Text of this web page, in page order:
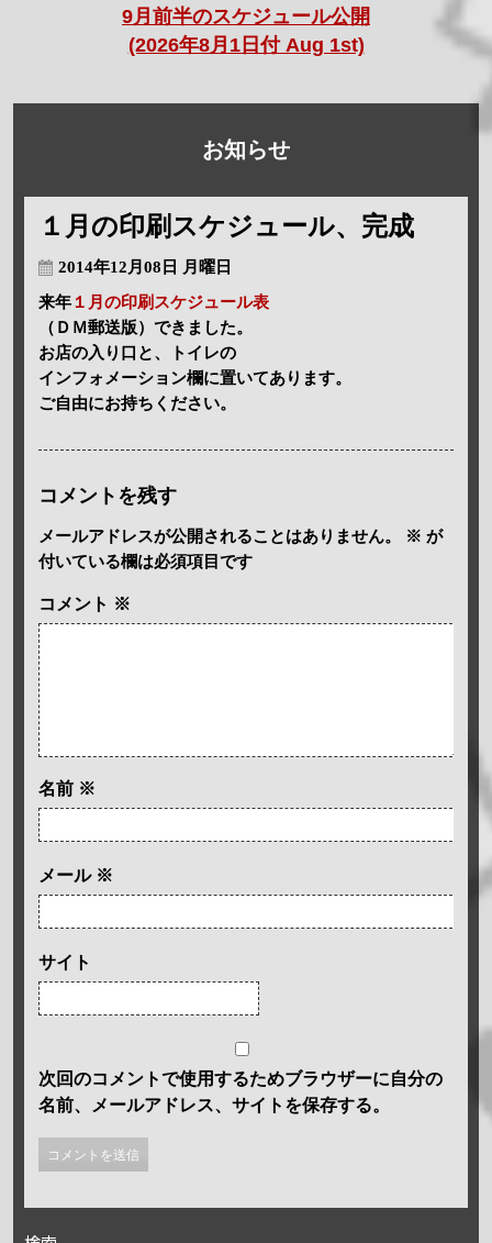
9月前半のスケジュール公開
(2026年8月1日付 Aug 1st)
お知らせ
１月の印刷スケジュール、完成
2014年12月08日 月曜日
来年１月の印刷スケジュール表
（ＤＭ郵送版）できました。
お店の入り口と、トイレの
インフォメーション欄に置いてあります。
ご自由にお持ちください。
コメントを残す
メールアドレスが公開されることはありません。 ※ が
付いている欄は必須項目です
コメント ※
名前 ※
メール ※
サイト
次回のコメントで使用するためブラウザーに自分の
名前、メールアドレス、サイトを保存する。